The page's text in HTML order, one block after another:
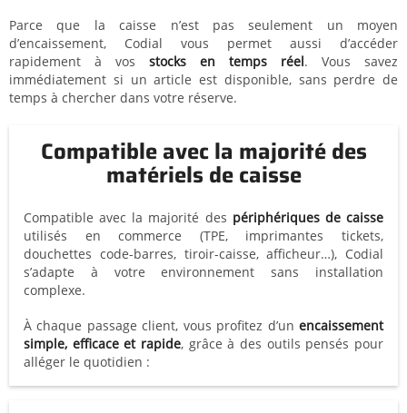
Parce que la caisse n’est pas seulement un moyen
d’encaissement, Codial vous permet aussi d’accéder
rapidement à vos stocks en temps réel. Vous savez
immédiatement si un article est disponible, sans perdre de
temps à chercher dans votre réserve.
Compatible avec la majorité des
matériels de caisse
Compatible avec la majorité des périphériques de caisse
utilisés en commerce (TPE, imprimantes tickets,
douchettes code-barres, tiroir-caisse, afficheur…), Codial
s’adapte à votre environnement sans installation
complexe.
À chaque passage client, vous profitez d’un encaissement
simple, efficace et rapide, grâce à des outils pensés pour
alléger le quotidien :